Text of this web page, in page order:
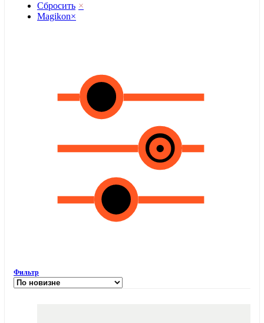
Сбросить ×
Magikon×
Фильтр